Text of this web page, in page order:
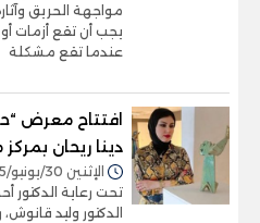
مواجهة الحريق
يجب أن تقع أزمات
عندما تقع مشكلة
افتتاح معرض
دينا ريحان
الإثنين 30/يونيو/2025 - 08:35 م
تحت رعاية الدكتور
الدكتور وليد